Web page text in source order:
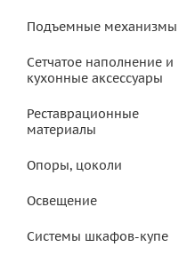
Подъемные механизмы
Сетчатое наполнение и
кухонные аксессуары
Реставрационные
материалы
Опоры, цоколи
Освещение
Системы шкафов-купе